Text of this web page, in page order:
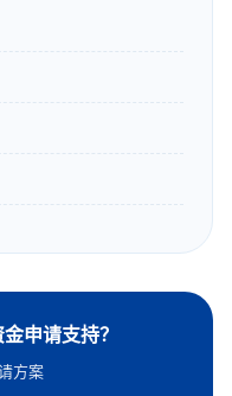
申请支持？
方案